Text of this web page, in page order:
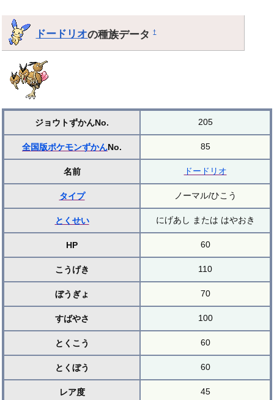
ドードリオの種族データ†
ジョウトずかんNo. 205
全国版ポケモンずかんNo. 85
名前 ドードリオ
タイプ ノーマル/ひこう
とくせい にげあし または はやおき
HP 60
こうげき 110
ぼうぎょ 70
すばやさ 100
とくこう 60
とくぼう 60
レア度 45